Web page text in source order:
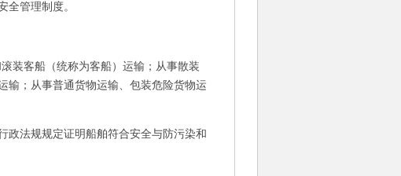
管理制度。
装客船（统称为客船）运输；从事散装
输；从事普通货物运输、包装危险货物运
法规规定证明船舶符合安全与防污染和